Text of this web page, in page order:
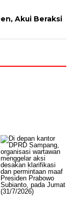
Akui Beraksi